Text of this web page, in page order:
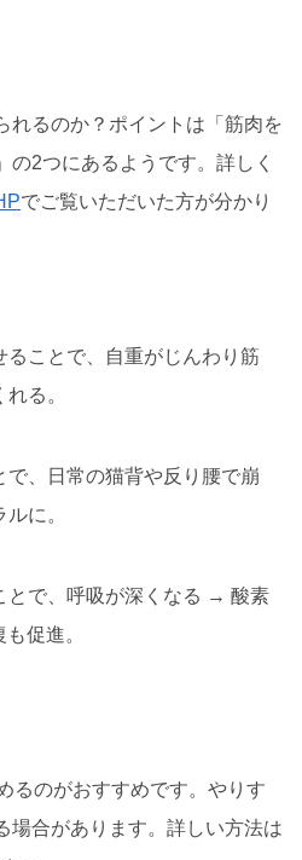
れるのか？ポイントは「筋肉を
の2つにあるようです。詳しく
でご覧いただいた方が分かり
ることで、自重がじんわり筋
る。
で、日常の猫背や反り腰で崩
に。
とで、呼吸が深くなる → 酸素
促進。
るのがおすすめです。やりす
場合があります。詳しい方法は